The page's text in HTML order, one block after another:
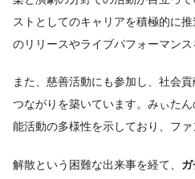
ストとしてのキャリアを積極的に
のリリースやライブパフォーマンス
また、慈善活動にも参加し、社会
つながりを築いています。みぃた
能活動の多様性を示しており、ファ
解散という困難な出来事を経て、